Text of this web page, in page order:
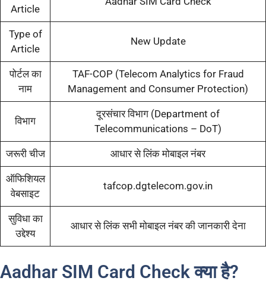
Article
Type of
Article
New Update
पोर्टल का
नाम
TAF-COP (Telecom Analytics for Fraud
Management and Consumer Protection)
विभाग
दूरसंचार विभाग (Department of
Telecommunications – DoT)
जरूरी चीज आधार से लिंक मोबाइल नंबर
ऑफिशियल
वेबसाइट
tafcop.dgtelecom.gov.in
सुविधा का
उद्देश्य
आधार से लिंक सभी मोबाइल नंबर की जानकारी देना
Aadhar SIM Card Check क्या है?